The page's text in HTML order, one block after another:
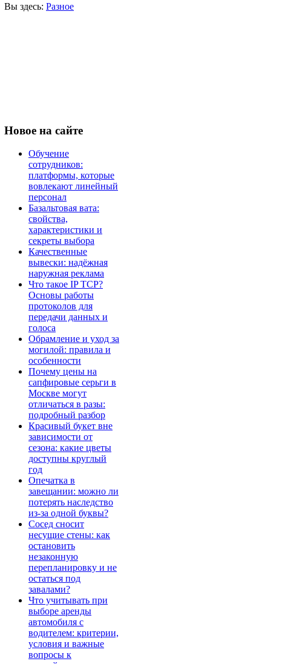
Вы здесь: Разное
Новое на сайте
Обучение
сотрудников:
платформы, которые
вовлекают линейный
персонал
Базальтовая вата:
свойства,
характеристики и
секреты выбора
Качественные
вывески: надёжная
наружная реклама
Что такое IP TCP?
Основы работы
протоколов для
передачи данных и
голоса
Обрамление и уход за
могилой: правила и
особенности
Почему цены на
сапфировые серьги в
Москве могут
отличаться в разы:
подробный разбор
Красивый букет вне
зависимости от
сезона: какие цветы
доступны круглый
год
Опечатка в
завещании: можно ли
потерять наследство
из-за одной буквы?
Сосед сносит
несущие стены: как
остановить
незаконную
перепланировку и не
остаться под
завалами?
Что учитывать при
выборе аренды
автомобиля с
водителем: критерии,
условия и важные
вопросы к